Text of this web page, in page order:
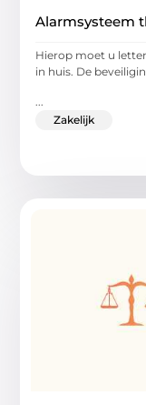
Alarmsysteem
Hierop moet u
in huis. De
Zakelijk